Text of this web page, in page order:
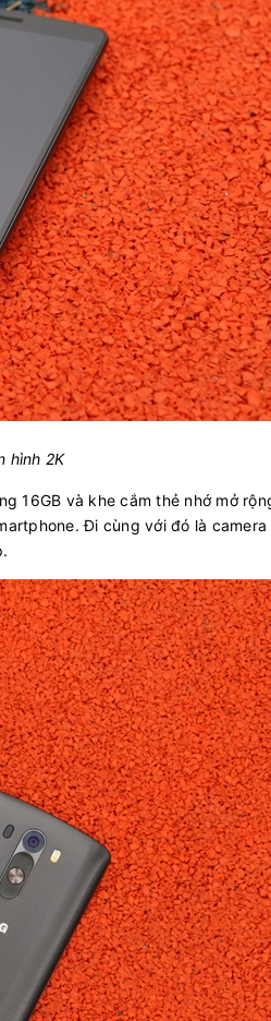
hình 2K
16GB và khe cắm thẻ nhớ mở
Đi cùng với đó là camera